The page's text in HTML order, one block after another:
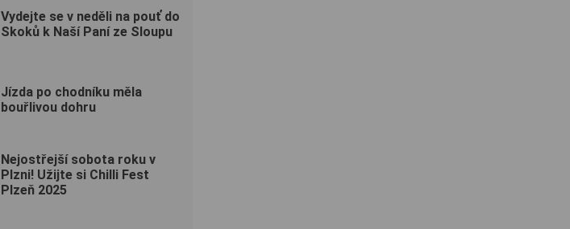
Vydejte se v neděli na pouť do
Skoků k Naší Paní ze Sloupu
Jízda po chodníku měla
bouřlivou dohru
Nejostřejší sobota roku v
Plzni! Užijte si Chilli Fest
Plzeň 2025